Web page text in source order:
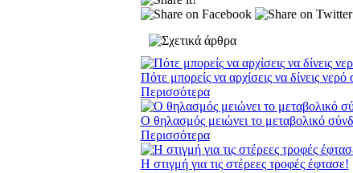
Πότε μπορείς να αρχίσεις να δίνεις
Περισσότερα
Ο θηλασμός μειώνει το μεταβολικό
Περισσότερα
Η στιγμή για τις στέρεες τροφές έφτασε!